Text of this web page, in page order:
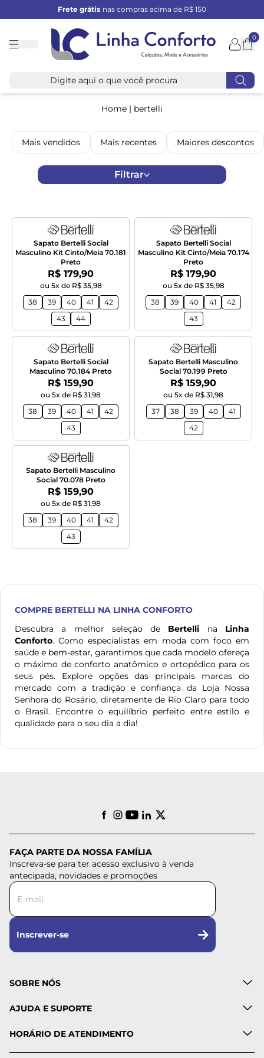
Frete grátis nas compras acima de R$ 150
Linha
0
Home | bertelli
Mais vendidos Mais recentes Maiores descontos
Filtrar
Sapato Bertelli Social
Masculino Kit Cinto/Meia 70.181
Preto
Por:
R$ 179,90
ou 5x de R$ 35,98
38
39 40 41
42
43
44
Sapato Bertelli Social
Masculino Kit Cinto/Meia 70.174
Preto
Por:
R$ 179,90
ou 5x de R$ 35,98
38
39 40 41
42
43
Sapato Bertelli Social
Masculino 70.184 Preto
Por:
R$ 159,90
ou 5x de R$ 31,98
38
39 40 41
42
43
Sapato Bertelli Masculino
Social 70.199 Preto
Por:
R$ 159,90
ou 5x de R$ 31,98
37
38 39 40
41
42
Sapato Bertelli Masculino
Social 70.078 Preto
Por:
R$ 159,90
ou 5x de R$ 31,98
38
39 40 41
42
43
COMPRE BERTELLI NA LINHA CONFORTO
Descubra a melhor seleção de Bertelli na Linha
Conforto. Como especialistas em moda com foco em
saúde e bem-estar, garantimos que cada modelo ofereça
o máximo de conforto anatômico e ortopédico para os
seus pés. Explore opções das principais marcas do
mercado com a tradição e confiança da Loja Nossa
Senhora do Rosário, diretamente de Rio Claro para todo
o Brasil. Encontre o equilíbrio perfeito entre estilo e
qualidade para o seu dia a dia!
FAÇA PARTE DA NOSSA FAMÍLIA
Inscreva-se para ter acesso exclusivo à venda
antecipada, novidades e promoções
Inscrever-se
SOBRE NÓS
AJUDA E SUPORTE
HORÁRIO DE ATENDIMENTO